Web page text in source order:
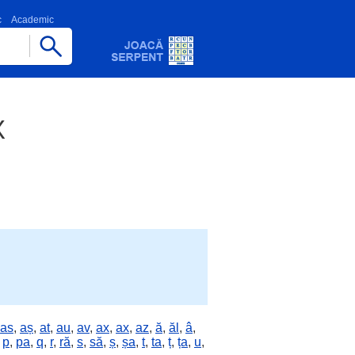
Academic
as, aș, at, au, av, ax, ax, az, ă, ăl , â,
p, pa, q, r, ră, s, să, ș, șa, t, ta, ț, ța, u,